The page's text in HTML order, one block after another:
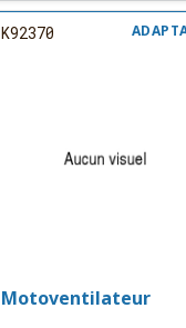
K92370
Motoventilateur